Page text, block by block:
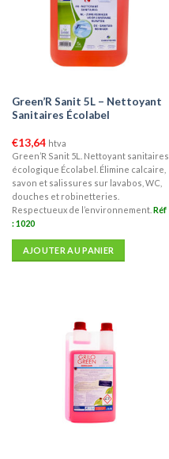
Green’R Sanit 5L – Nettoyant
Sanitaires Écolabel
€13,64 htva
Green’R Sanit 5L. Nettoyant sanitaires
écologique Écolabel. Élimine calcaire,
savon et salissures sur lavabos, WC,
douches et robinetteries.
Respectueux de l’environnement. Réf
: 1020
AJOUTER AU PANIER